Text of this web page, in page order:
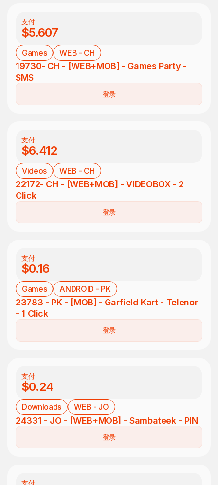
支付
$5.607
Games WEB - CH
19730- CH - [WEB+MOB] - Games Party -
SMS
登录
支付
$6.412
Videos WEB - CH
22172- CH - [WEB+MOB] - VIDEOBOX - 2
Click
登录
支付
$0.16
Games ANDROID - PK
23783 - PK - [MOB] - Garfield Kart - Telenor
- 1 Click
登录
支付
$0.24
Downloads WEB - JO
24331 - JO - [WEB+MOB] - Sambateek - PIN
登录
支付